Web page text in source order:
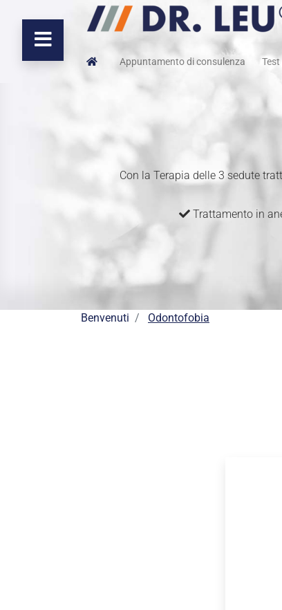
Appuntamento di consulenza
Con la Terapia delle 3 sedute
Trattamento in
Benvenuti Odontofobia